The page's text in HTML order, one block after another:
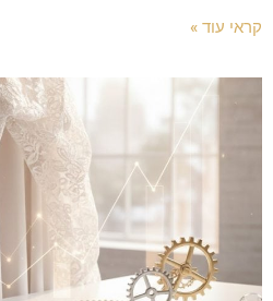
קראי עוד »